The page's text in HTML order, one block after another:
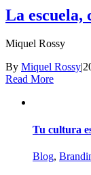
La escuela,
Miquel Rossy
By Miquel Rossy|
Read More
Tu cultura
Blog,